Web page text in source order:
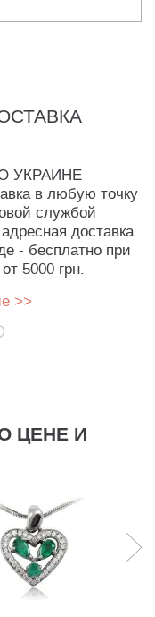
УКРАИНЕ
в любую точку
службой
доставка
- бесплатно при
5000 грн.
>>
ЦЕНЕ И